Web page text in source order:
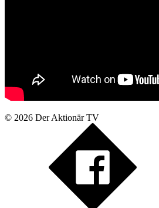
© 2026 Der Aktionär TV